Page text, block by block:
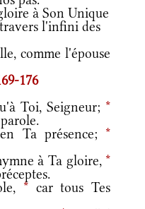
à Son Unique
l'infini des
comme l'épouse
176
Toi, Seigneur; *
Ta présence; *
à Ta gloire, *
*car tous Tes